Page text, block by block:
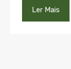
Ler Mais